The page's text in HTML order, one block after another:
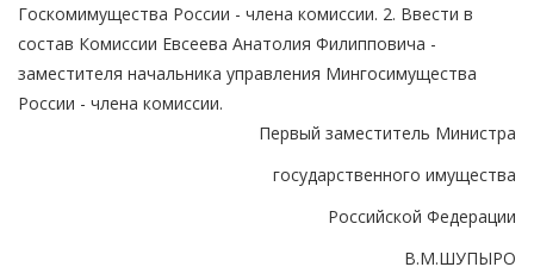
Госкомимущества России - члена комиссии. 2. Ввести в
состав Комиссии Евсеева Анатолия Филипповича -
заместителя начальника управления Мингосимущества
России - члена комиссии.
Первый заместитель Министра
государственного имущества
Российской Федерации
В.М.ШУПЫРО